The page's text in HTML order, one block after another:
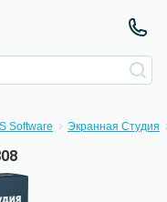
Software Экранная Студия